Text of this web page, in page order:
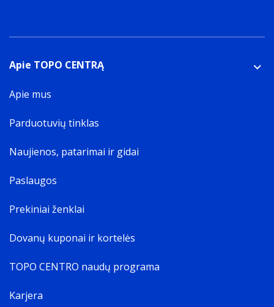
Apie TOPO CENTRĄ
Apie mus
Parduotuvių tinklas
Naujienos, patarimai ir gidai
Paslaugos
Prekiniai ženklai
Dovanų kuponai ir kortelės
TOPO CENTRO naudų programa
Karjera